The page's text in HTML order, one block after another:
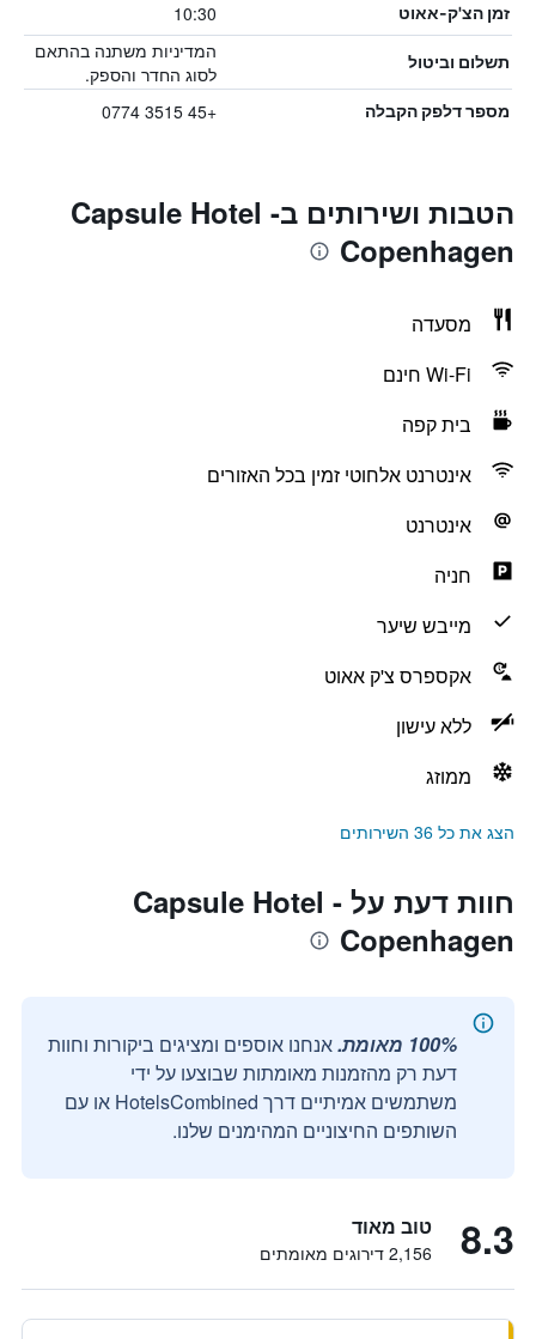
זמן הצ'ק-אאוט 10:30
תשלום וביטול
המדיניות משתנה בהתאם
לסוג החדר והספק.
מספר דלפק הקבלה +45 3515 0774
הטבות ושירותים בCapsule Hotel -
Copenhagen
מסעדה
Wi-Fi חינם
בית קפה
אינטרנט אלחוטי זמין בכל האזורים
אינטרנט
חניה
מייבש שיער
אקספרס צ'ק אאוט
ללא עישון
ממוזג
הצג את כל 36 השירותים
חוות דעת על Capsule Hotel -
Copenhagen
100% מאומת.
אנחנו אוספים ומציגים ביקורות וחוות
דעת רק מהזמנות מאומתות שבוצעו על ידי
משתמשים אמיתיים דרך HotelsCombined או עם
השותפים החיצוניים המהימנים שלנו.
8.3 טוב מאוד
2,156 דירוגים מאומתים